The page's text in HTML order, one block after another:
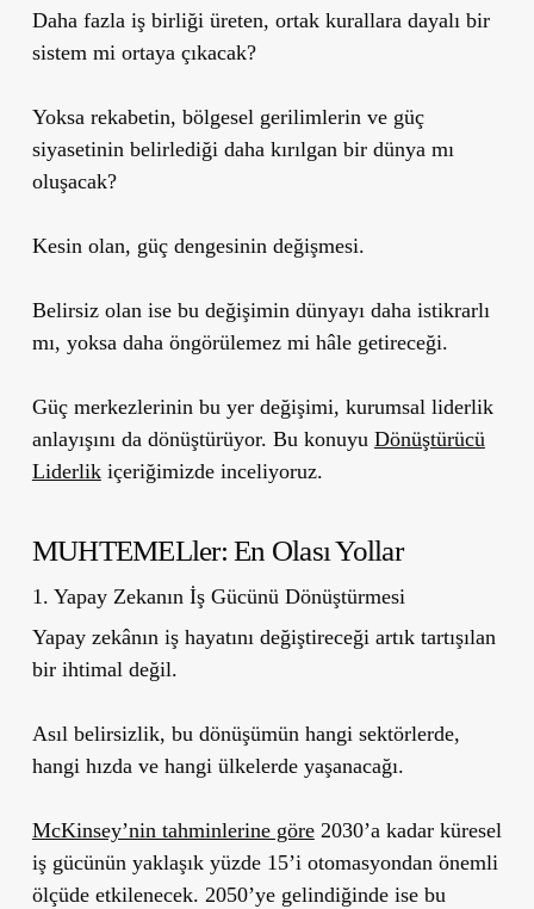
Daha fazla iş birliği üreten, ortak kurallara dayalı bir
sistem mi ortaya çıkacak?
Yoksa rekabetin, bölgesel gerilimlerin ve güç
siyasetinin belirlediği daha kırılgan bir dünya mı
oluşacak?
Kesin olan, güç dengesinin değişmesi.
Belirsiz olan ise bu değişimin dünyayı daha istikrarlı
mı, yoksa daha öngörülemez mi hâle getireceği.
Güç merkezlerinin bu yer değişimi, kurumsal liderlik
anlayışını da dönüştürüyor. Bu konuyu Dönüştürücü
Liderlikiçeriğimizde inceliyoruz.
MUHTEMELler: En Olası Yollar
1. Yapay Zekanın İş Gücünü Dönüştürmesi
Yapay zekânın iş hayatını değiştireceği artık tartışılan
bir ihtimal değil.
Asıl belirsizlik, bu dönüşümün hangi sektörlerde,
hangi hızda ve hangi ülkelerde yaşanacağı.
McKinsey’nin tahminlerine göre2030’a kadar küresel
iş gücünün yaklaşık yüzde 15’i otomasyondan önemli
ölçüde etkilenecek. 2050’ye gelindiğinde ise bu